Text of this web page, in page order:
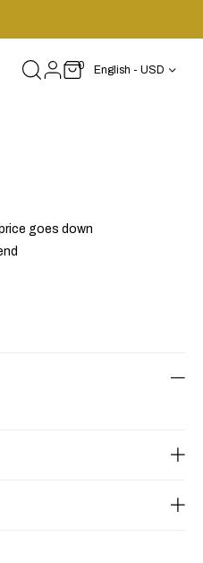
0 English - USD
goes down